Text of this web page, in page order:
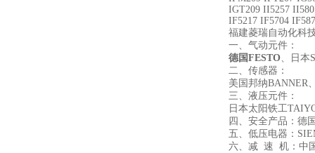
IGT209 II5257
IF5217 IF5704
福建菱瑞自动化科
一、气动元件：
德国FESTO、日本
二、传感器：
美国邦纳BANNER
三、液压元件：
日本太阳铁工
四、安全产品：德
五、低压电器：
六、减 速 机：中